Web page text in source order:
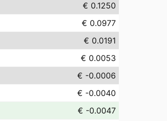
€ 0.1250
€ 0.0977
€ 0.0191
€ 0.0053
€ -0.0006
€ -0.0040
€ -0.0047